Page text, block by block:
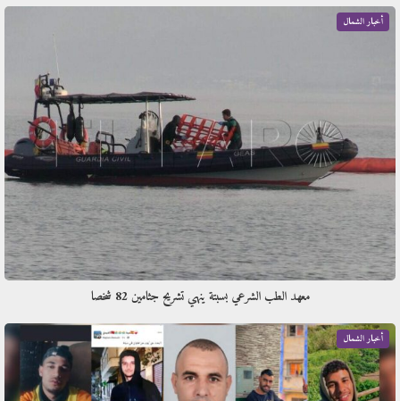
أخبار الشمال
معهد الطب الشرعي بسبتة ينهي تشريح جثامين 82 شخصا
أخبار الشمال